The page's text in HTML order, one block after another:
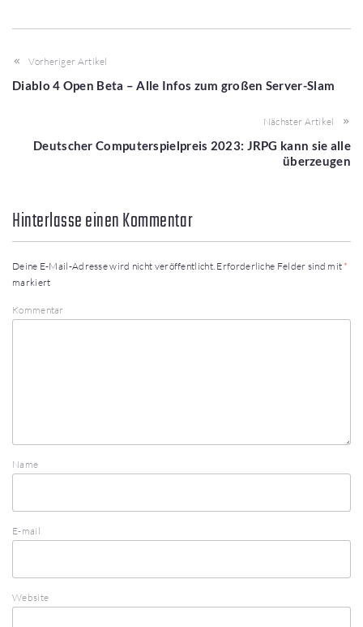
Vorheriger Artikel
Diablo 4 Open Beta – Alle Infos zum großen Server-Slam
Nächster Artikel
Deutscher Computerspielpreis 2023: JRPG kann sie alle
überzeugen
Hinterlasse einen Kommentar
Deine E-Mail-Adresse wird nicht veröffentlicht. Erforderliche Felder sind mit *
markiert
Kommentar
Name
E-mail
Website